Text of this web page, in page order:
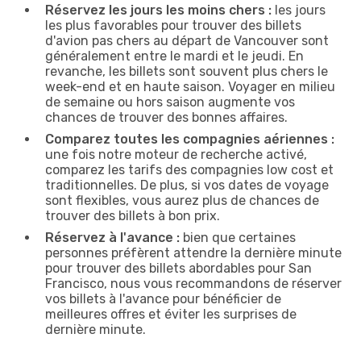
Réservez les jours les moins chers : les jours
les plus favorables pour trouver des billets
d'avion pas chers au départ de Vancouver sont
généralement entre le mardi et le jeudi. En
revanche, les billets sont souvent plus chers le
week-end et en haute saison. Voyager en milieu
de semaine ou hors saison augmente vos
chances de trouver des bonnes affaires.
Comparez toutes les compagnies aériennes :
une fois notre moteur de recherche activé,
comparez les tarifs des compagnies low cost et
traditionnelles. De plus, si vos dates de voyage
sont flexibles, vous aurez plus de chances de
trouver des billets à bon prix.
Réservez à l'avance : bien que certaines
personnes préfèrent attendre la dernière minute
pour trouver des billets abordables pour San
Francisco, nous vous recommandons de réserver
vos billets à l'avance pour bénéficier de
meilleures offres et éviter les surprises de
dernière minute.